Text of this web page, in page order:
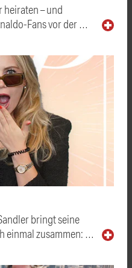
– und
Fans vor der …
bringt seine
einmal zusammen: …